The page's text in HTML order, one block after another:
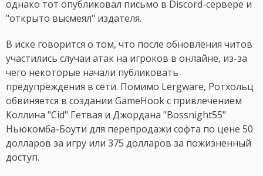
однако тот опубликовал письмо в Discord-сервере и
"открыто высмеял" издателя.
В иске говорится о том, что после обновления читов
участились случаи атак на игроков в онлайне, из-за
чего некоторые начали публиковать
предупреждения в сети. Помимо Lergware, Ротхольц
обвиняется в создании GameHook с привлечением
Коллина "Cid" Гетвая и Джордана "Bossnight55"
Ньюкомба-Боути для перепродажи софта по цене 50
долларов за игру или 375 долларов за пожизненный
доступ.